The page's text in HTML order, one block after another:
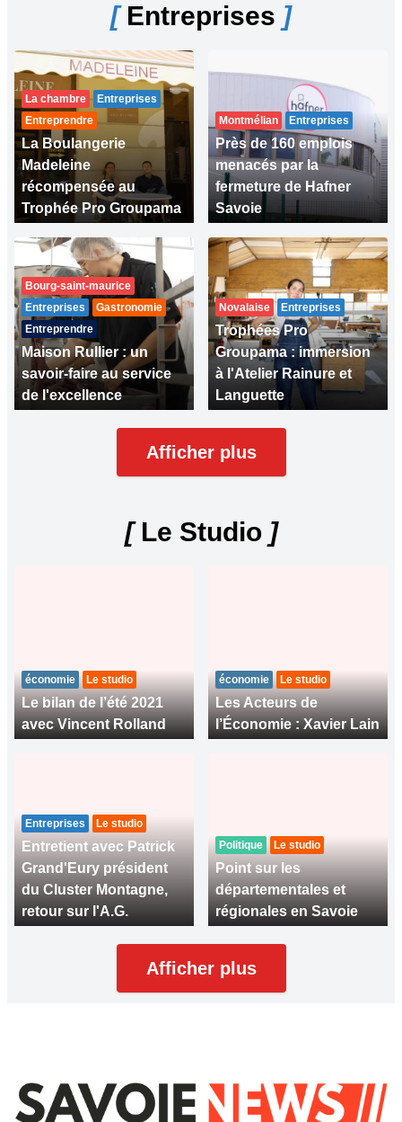
[Entreprises ]
La chambre
Entreprises
Entreprendre
La Boulangerie
Madeleine
récompensée au
Trophée Pro Groupama
Montmélian Entreprises
Près de 160 emplois
menacés par la
fermeture de Hafner
Savoie
Bourg-saint-maurice
Entreprises
Gastronomie
Entreprendre
Maison Rullier : un
savoir-faire au service
de l'excellence
Novalaise Entreprises
Trophées Pro
Groupama : immersion
à l'Atelier Rainure et
Languette
Afficher plus
[Le Studio ]
économie Le studio
Le bilan de l’été 2021
avec Vincent Rolland
économie Le studio
Les Acteurs de
l’Économie : Xavier Lain
Entreprises Le studio
Entretient avec Patrick
Grand'Eury président
du Cluster Montagne,
retour sur l'A.G.
Politique Le studio
Point sur les
départementales et
régionales en Savoie
Afficher plus